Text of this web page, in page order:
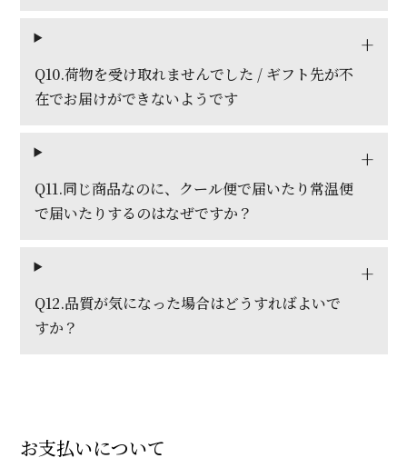
Q10.荷物を受け取れませんでした / ギフト先が不
在でお届けができないようです
Q11.同じ商品なのに、クール便で届いたり常温便
で届いたりするのはなぜですか？
Q12.品質が気になった場合はどうすればよいで
すか？
お支払いについて